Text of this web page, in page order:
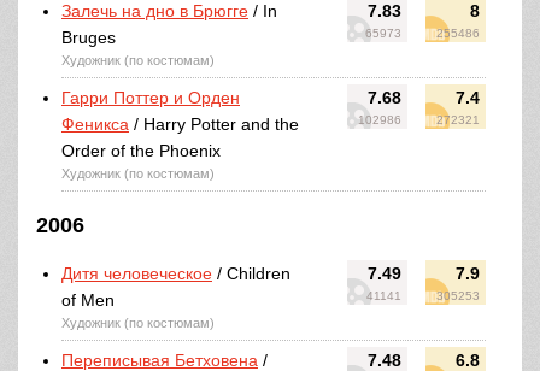
7.83
65973
8
255486
Залечь на дно в Брюгге / In
Bruges
Художник (по костюмам)
7.68
102986
7.4
272321
Гарри Поттер и Орден
Феникса / Harry Potter and the
Order of the Phoenix
Художник (по костюмам)
2006
7.49
41141
7.9
305253
Дитя человеческое / Children
of Men
Художник (по костюмам)
7.48 6.8
Переписывая Бетховена /